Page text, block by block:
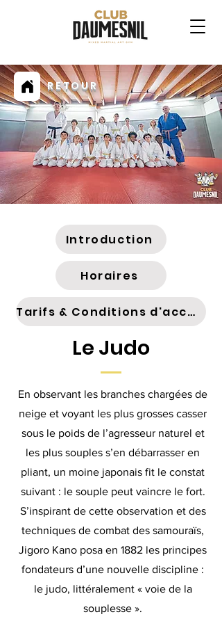
RETOUR
Introduction
Horaires
Tarifs & Conditions d'accès
Le Judo
En observant les branches chargées de
neige et voyant les plus grosses casser
sous le poids de l’agresseur naturel et
les plus souples s’en débarrasser en
pliant, un moine japonais fit le constat
suivant : le souple peut vaincre le fort.
S’inspirant de cette observation et des
techniques de combat des samouraïs,
Jigoro Kano posa en 1882 les principes
fondateurs d’une nouvelle discipline :
le judo, littéralement « voie de la
souplesse ».